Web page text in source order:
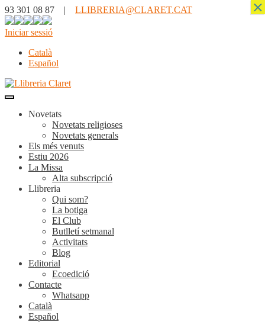
93 301 08 87 | LLIBRERIA@CLARET.CAT
Iniciar sessió
Català
Español
Novetats
Novetats religioses
Novetats generals
Els més venuts
Estiu 2026
La Missa
Alta subscripció
Llibreria
Qui som?
La botiga
El Club
Butlletí setmanal
Activitats
Blog
Editorial
Ecoedició
Contacte
Whatsapp
Català
Español
×